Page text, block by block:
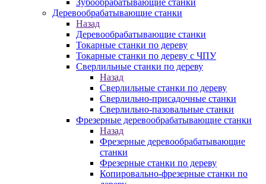
Зубообрабатывающие станки
Деревообрабатывающие станки
Назад
Деревообрабатывающие станки
Токарные станки по дереву
Токарные станки по дереву с ЧПУ
Сверлильные станки по дереву
Назад
Сверлильные станки по дереву
Сверлильно-присадочные станки
Сверлильно-пазовальные станки
Фрезерные деревообрабатывающие станки
Назад
Фрезерные деревообрабатывающие
станки
Фрезерные станки по дереву
Копировально-фрезерные станки по